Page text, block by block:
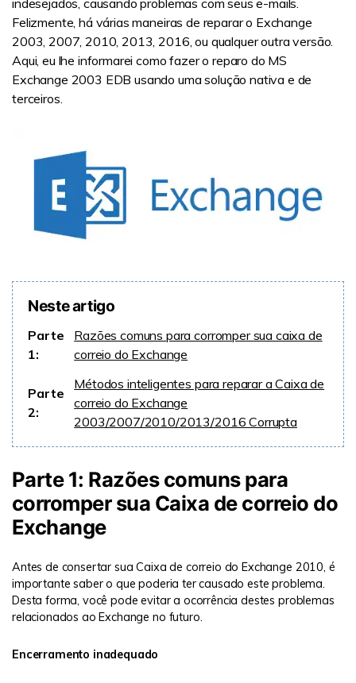
indesejados, causando problemas com seus e-mails.
Felizmente, há várias maneiras de reparar o Exchange
2003, 2007, 2010, 2013, 2016, ou qualquer outra versão.
Aqui, eu lhe informarei como fazer o reparo do MS
Exchange 2003 EDB usando uma solução nativa e de
terceiros.
Neste artigo
Parte
1:
Razões comuns para corromper sua caixa de
correio do Exchange
Parte
2:
Métodos inteligentes para reparar a Caixa de
correio do Exchange
2003/2007/2010/2013/2016 Corrupta
Parte 1: Razões comuns para
corromper sua Caixa de correio do
Exchange
Antes de consertar sua Caixa de correio do Exchange 2010, é
importante saber o que poderia ter causado este problema.
Desta forma, você pode evitar a ocorrência destes problemas
relacionados ao Exchange no futuro.
Encerramento inadequado